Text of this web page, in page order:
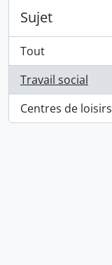
Sujet
Tout
Travail social
, 1 résultats
Centres de loisirs
, 1 résultats